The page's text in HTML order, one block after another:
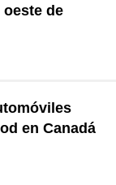
oeste de
en Canadá